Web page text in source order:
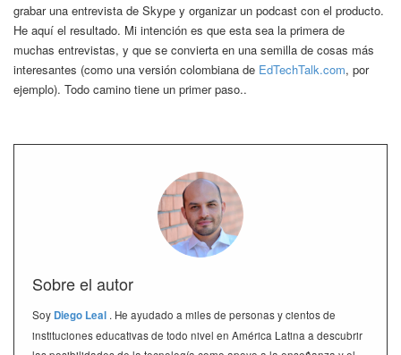
grabar una entrevista de Skype y organizar un podcast con el producto.
He aquí el resultado. Mi intención es que esta sea la primera de
muchas entrevistas, y que se convierta en una semilla de cosas más
interesantes (como una versión colombiana de EdTechTalk.com, por
ejemplo). Todo camino tiene un primer paso..
Sobre el autor
Soy Diego Leal . He ayudado a miles de personas y cientos de
instituciones educativas de todo nivel en América Latina a descubrir